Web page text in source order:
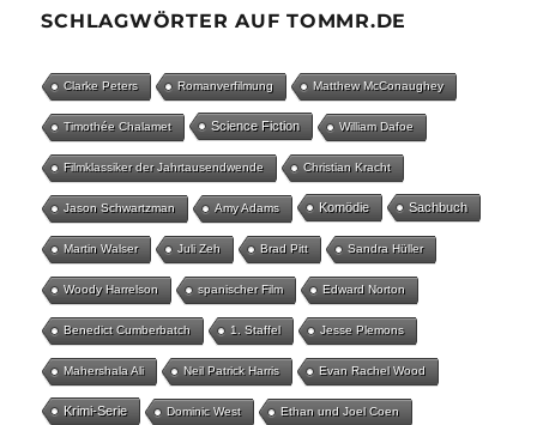
SCHLAGWÖRTER AUF TOMMR.DE
Clarke Peters Romanverfilmung Matthew McConaughey
Timothée Chalamet Science Fiction William Dafoe
Filmklassiker der Jahrtausendwende Christian Kracht
Jason Schwartzman Amy Adams Komödie Sachbuch
Martin Walser Juli Zeh Brad Pitt Sandra Hüller
Woody Harrelson spanischer Film Edward Norton
Benedict Cumberbatch 1. Staffel Jesse Plemons
Mahershala Ali Neil Patrick Harris Evan Rachel Wood
Krimi-Serie Dominic West Ethan und Joel Coen